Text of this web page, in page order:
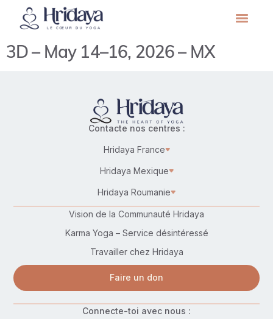
3D – May 14–16, 2026 – MX
Contacte nos centres :
Hridaya France
Hridaya Mexique
Hridaya Roumanie
Vision de la Communauté Hridaya
Karma Yoga – Service désintéressé
Travailler chez Hridaya
Faire un don
Connecte-toi avec nous :